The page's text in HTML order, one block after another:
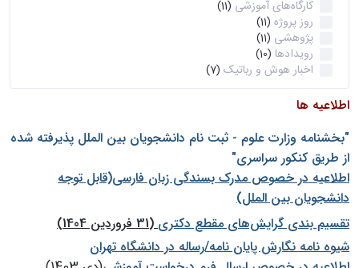
کارگاه‌های آموزشی (11)
روز پروژه (11)
پژوهشی (11)
رویدادها (10)
اخبار هوش و رباتیک (7)
اطلاعیه ها
"بخشنامه وزارت علوم - ثبت نام دانشجويان بين الملل پذيرفته شده
از طريق كنكور سراسری"
اطلاعیه در خصوص مدرک بسندگی زبان فارسی(قابل توجه
دانشجویان بین الملل)
تقسیم بندی گرایش‌های مقطع دکتری(31 فروردین 1404)
شيوه نامه نگارش پايان نامه/رساله در دانشگاه تهران